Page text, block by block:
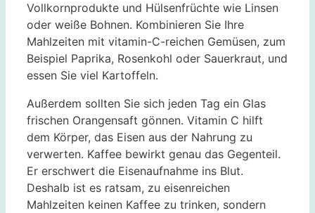
Vollkornprodukte und Hülsenfrüchte wie Linsen
oder weiße Bohnen. Kombinieren Sie Ihre
Mahlzeiten mit vitamin-C-reichen Gemüsen, zum
Beispiel Paprika, Rosenkohl oder Sauerkraut, und
essen Sie viel Kartoffeln.
Außerdem sollten Sie sich jeden Tag ein Glas
frischen Orangensaft gönnen. Vitamin C hilft
dem Körper, das Eisen aus der Nahrung zu
verwerten. Kaffee bewirkt genau das Gegenteil.
Er erschwert die Eisenaufnahme ins Blut.
Deshalb ist es ratsam, zu eisenreichen
Mahlzeiten keinen Kaffee zu trinken, sondern